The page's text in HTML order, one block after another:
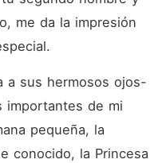
me da la impresión
a sus hermosos ojos-
importantes de mi
pequeña, la
conocido, la Princesa